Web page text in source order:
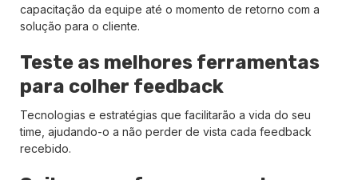
capacitação da equipe até o momento de retorno com a
solução para o cliente.
Teste as melhores ferramentas
para colher feedback
Tecnologias e estratégias que facilitarão a vida do seu
time, ajudando-o a não perder de vista cada feedback
recebido.